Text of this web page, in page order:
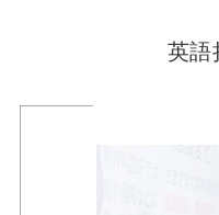
英語